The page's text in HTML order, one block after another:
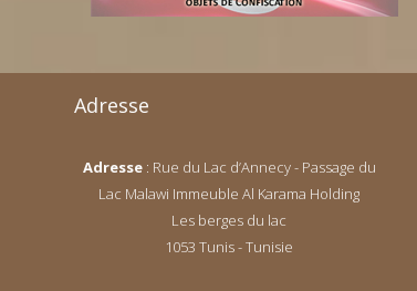
Adresse
Adresse : Rue du Lac d’Annecy - Passage du
Lac Malawi Immeuble Al Karama Holding
Les berges du lac
1053 Tunis - Tunisie